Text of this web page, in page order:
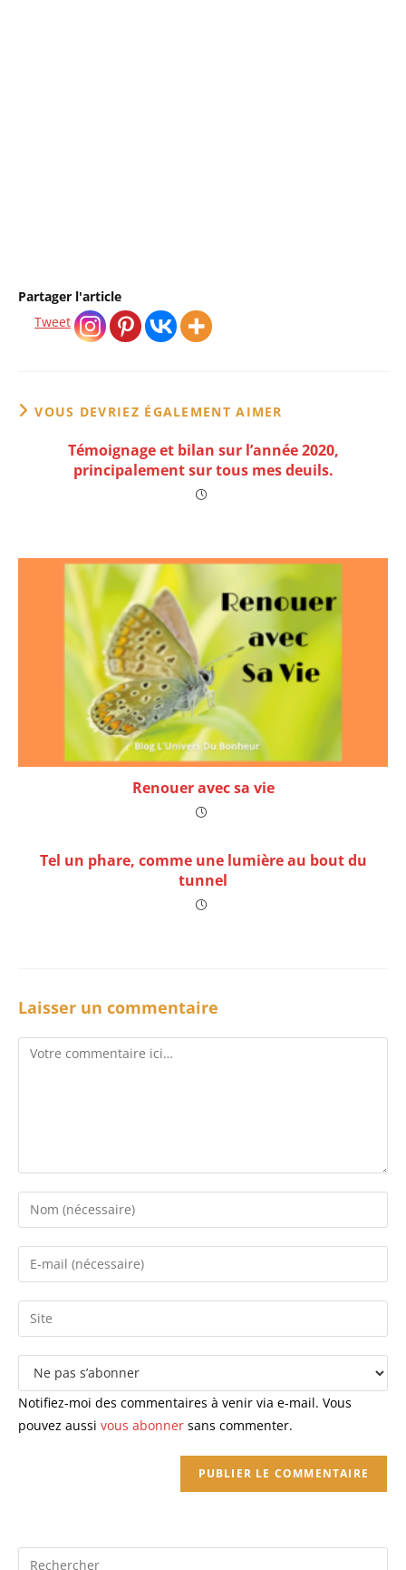
Partager l'article
Tweet
VOUS DEVRIEZ ÉGALEMENT AIMER
Témoignage et bilan sur l’année 2020,
principalement sur tous mes deuils.
Renouer avec sa vie
Tel un phare, comme une lumière au bout du
tunnel
Laisser un commentaire
Comment
Enter
your
name
comment
Enter
your
email
address
comment
Saisir
l’URL
de
votre
site
(facultatif)
Notifiez-moi des commentaires à venir via e-mail. Vous
pouvez aussi vous abonner sans commenter.